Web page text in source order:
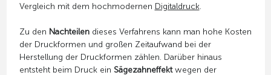
Vergleich mit dem hochmodernen Digitaldruck.
Zu den Nachteilendieses Verfahrens kann man hohe Kosten
der Druckformen und großen Zeitaufwand bei der
Herstellung der Druckformen zählen. Darüber hinaus
entsteht beim Druck ein Sägezahneffektwegen der